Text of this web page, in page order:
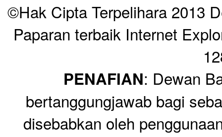
©Hak Cipta Terpelihara 2013
Paparan terbaik Internet
PENAFIAN: Dewan
bertanggungjawab bagi
disebabkan oleh